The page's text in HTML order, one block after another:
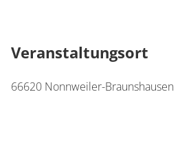
Veranstaltungsort
66620 Nonnweiler-Braunshausen